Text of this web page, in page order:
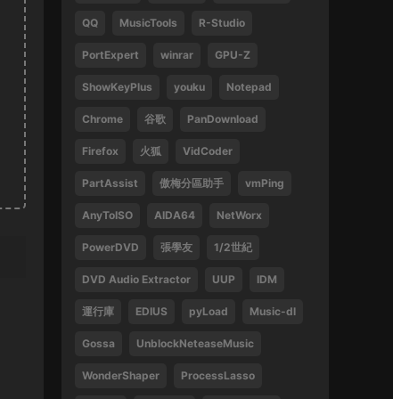
1
來源： 周傑倫 最偉大的作品
13829047375 • 2025-02-21
好
袁鳳瑛 天若有情
唱會香港站
13612396082 • 2024-09-27
感謝
來源： 林子祥&趙增熹 2013 絕對熹祥 演唱會 A
QQ MusicTools R-Studio
PortExpert winrar GPU-Z
ShowKeyPlus youku Notepad
Chrome 谷歌 PanDownload
Firefox 火狐 VidCoder
PartAssist 傲梅分區助手 vmPing
AnyToISO AIDA64 NetWorx
PowerDVD 張學友 1/2世紀
DVD Audio Extractor UUP IDM
運行庫 EDIUS pyLoad Music-dl
Gossa UnblockNeteaseMusic
WonderShaper ProcessLasso